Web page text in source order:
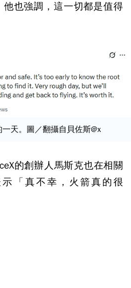
也強調，這一切都是值得
天。圖／翻攝自貝佐斯@x
的創辦人馬斯克也在相關
「真不幸，火箭真的很